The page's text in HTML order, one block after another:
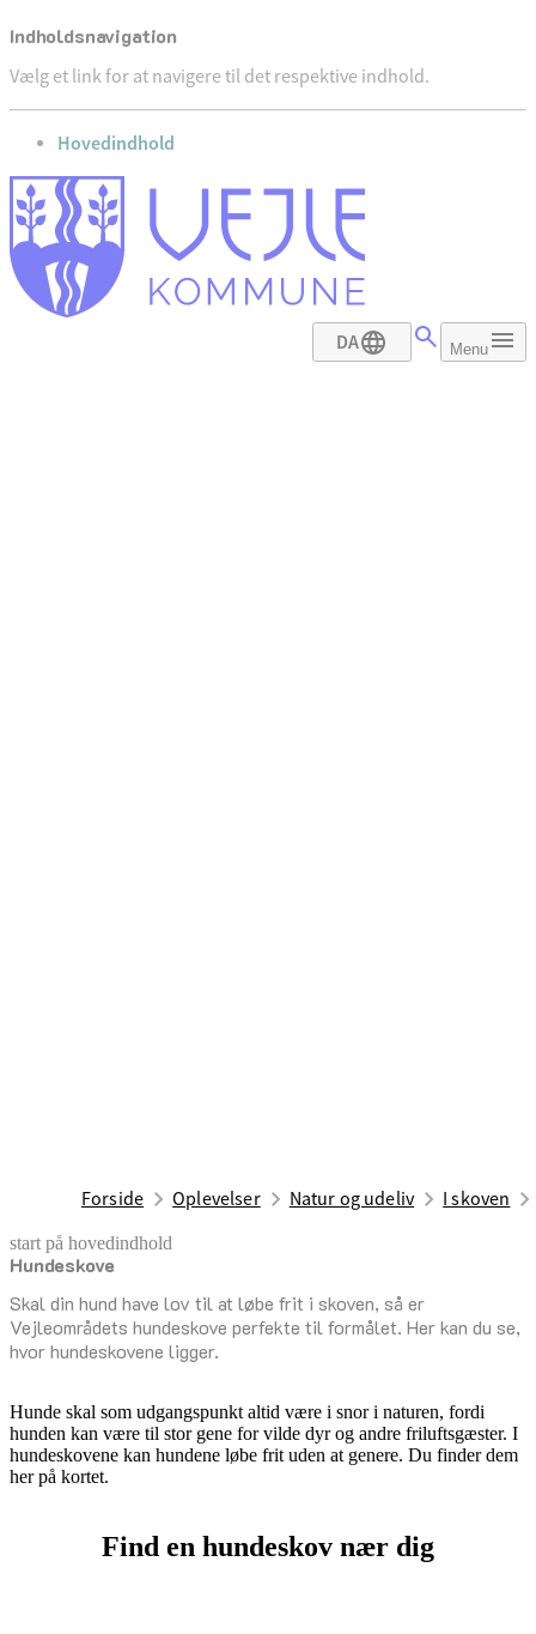
Indholdsnavigation
Vælg et link for at navigere til det respektive indhold.
gå til
Hovedindhold
DA Menu
Forside Oplevelser Natur og udeliv I skoven
start på hovedindhold
Hundeskove
Skal din hund have lov til at løbe frit i skoven, så er
Vejleområdets hundeskove perfekte til formålet. Her kan du se,
hvor hundeskovene ligger.
senest opdateret 10. juni 2026
Hunde skal som udgangspunkt altid være i snor i naturen, fordi
hunden kan være til stor gene for vilde dyr og andre friluftsgæster. I
hundeskovene kan hundene løbe frit uden at genere. Du finder dem
her på kortet.
Find en hundeskov nær dig